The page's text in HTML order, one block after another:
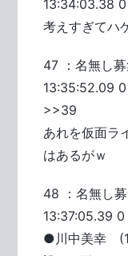
13:34:03.38 0
考えすぎてハ
47 ：名無し
13:35:52.09 0
>>39
あれを仮面ラ
はあるがｗ
48 ：名無し
13:37:05.39 0
●川中美幸